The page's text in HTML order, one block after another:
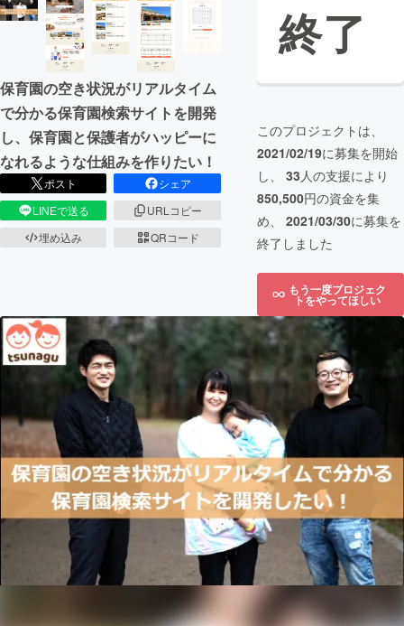
保育園の空き状況がリアルタイム
で分かる保育園検索サイトを開発
し、保育園と保護者がハッピーに
なれるような仕組みを作りたい！
ポスト
シェア
LINEで送る
URLコピー
埋め込み
QRコード
終了
このプロジェクトは、
2021/02/19に募集を開始
し、 33人の支援により
850,500円の資金を集
め、 2021/03/30に募集を
終了しました
もう一度プロジェク
トをやってほしい